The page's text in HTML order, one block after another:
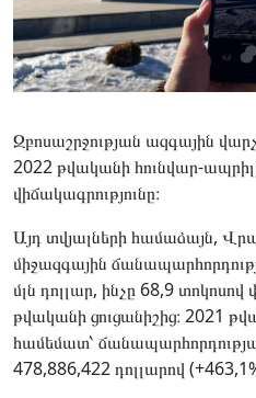
Զբոսաշրջության ազգային
2022 թվականի հունվար-
վիճակագրությունը։
Այդ տվյալների համաձայն,
միջազգային
մլն դոլլար, ինչը 68,9
թվականի ցուցանիշից։ 2021
համեմատ՝
478,886,422 դոլլարով